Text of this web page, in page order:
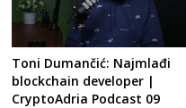
Toni Dumančić: Najmlađi
blockchain developer |
CryptoAdria Podcast 09